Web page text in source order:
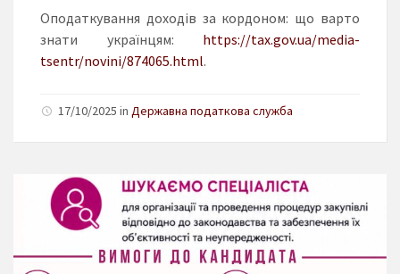
Оподаткування доходів за кордоном: що варто
знати українцям: https://tax.gov.ua/media-
tsentr/novini/874065.html.
17/10/2025 in Державна податкова служба